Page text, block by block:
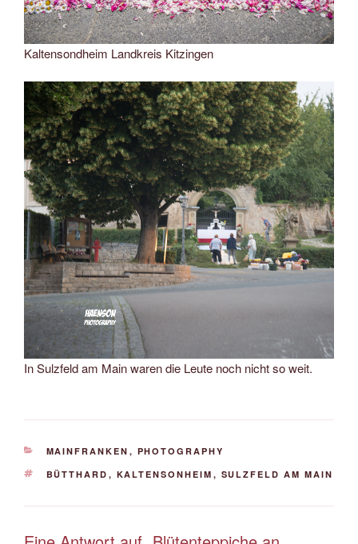
Kaltensondheim Landkreis Kitzingen
In Sulzfeld am Main waren die Leute noch nicht so weit.
KATEGORIEN
MAINFRANKEN , PHOTOGRAPHY
SCHLAGWÖRTER
BÜTTHARD , KALTENSONHEIM , SULZFELD AM MAIN